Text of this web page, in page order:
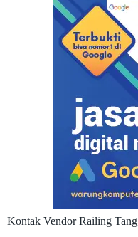
Kontak Vendor Railing